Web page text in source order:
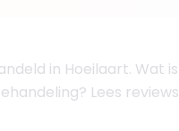
in Hoeilaart. Wat
Lees